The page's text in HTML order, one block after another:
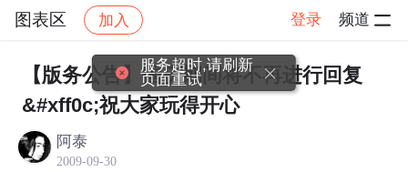
图表区 加入 登录 频道
社区 图表区 帖子详情
【版务公告】国庆期间将不再进行回复
&#xff0c;祝大家玩得开心
阿泰
2009-09-30
服务超时,请刷新
页面重试